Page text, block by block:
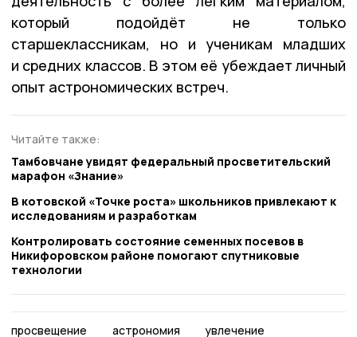
который подойдёт не только
старшеклассникам, но и ученикам младших
и средних классов. В этом её убеждает личный
опыт астрономических встреч.
Читайте также:
Тамбовчане увидят федеральный просветительский
марафон «Знание»
В котовской «Точке роста» школьников привлекают к
исследованиям и разработкам
Контролировать состояние семенных посевов в
Никифоровском районе помогают спутниковые
технологии
просвещение астрономия увлечение